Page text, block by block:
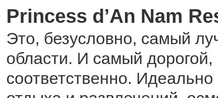
Princess d’An Nam
Это, безусловно, самый
области. И самый дорогой,
соответственно.